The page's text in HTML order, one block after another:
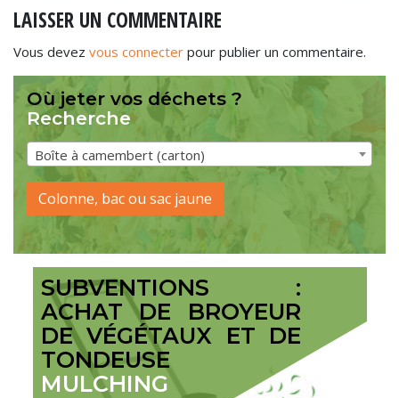
LAISSER UN COMMENTAIRE
Vous devez vous connecter pour publier un commentaire.
Où jeter vos déchets ?
Recherche
Boîte à camembert (carton)
Colonne, bac ou sac jaune
SUBVENTIONS :
ACHAT DE BROYEUR
DE VÉGÉTAUX ET DE
TONDEUSE
MULCHING